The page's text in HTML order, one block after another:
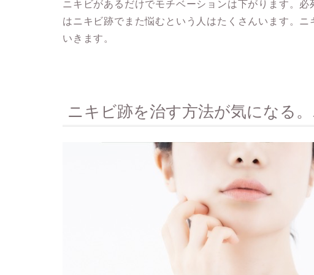
ニキビがあるだけでモチベーションは下がります。
はニキビ跡でまた悩むという人はたくさんいます。
いきます。
ニキビ跡を治す方法が気になる